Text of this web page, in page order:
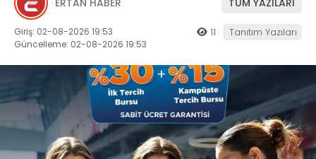
Giriş: 02-08-2026 19:53
Güncelleme: 02-08-2026 19:53
11 Tanıtım Yazıları